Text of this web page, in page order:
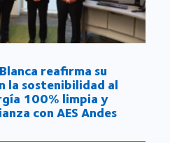
reafirma su
la sostenibilidad al
100% limpia y
con AES Andes